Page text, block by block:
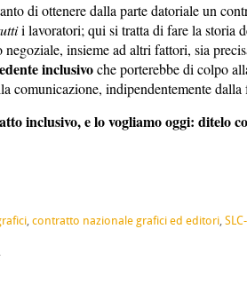
di ottenere dalla parte datoriale un
i lavoratori; qui si tratta di fare la storia
insieme ad altri fattori, sia
inclusivoche porterebbe di colpo
comunicazione, indipendentemente
inclusivo, e lo vogliamo oggi: ditelo
, contratto nazionale grafici ed editori,